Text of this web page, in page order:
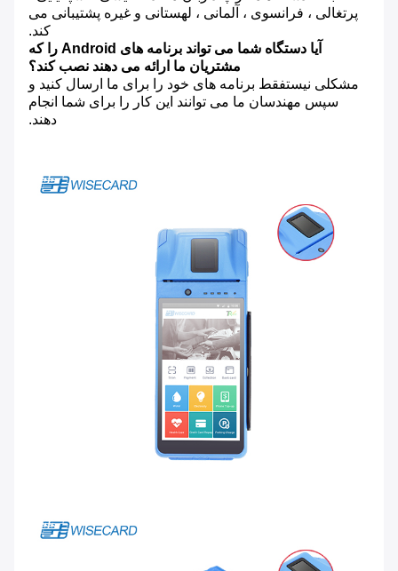
پرتغالی ، فرانسوی ، آلمانی ، لهستانی و غیره پشتیبانی می
کند.
آیا دستگاه شما می تواند برنامه های Android را که
مشتریان ما ارائه می دهند نصب کند؟
مشکلی نیستفقط برنامه های خود را برای ما ارسال کنید و
سپس مهندسان ما می توانند این کار را برای شما انجام
دهند.